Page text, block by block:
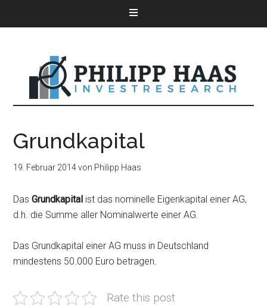
Grundkapital
19. Februar 2014von Philipp Haas
DasGrundkapital ist das nominelle Eigenkapital einer AG,
d.h. die Summe aller Nominalwerte einer AG.
Das Grundkapital einer AG muss in Deutschland
mindestens 50.000 Euro betragen.
Rate this post